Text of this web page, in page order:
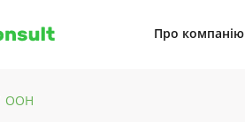
Про компанію
ООН